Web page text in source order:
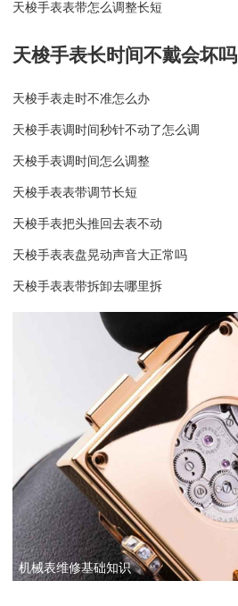
天梭手表表带怎么调整长短
天梭手表长时间不戴会坏吗
天梭手表走时不准怎么办
天梭手表调时间秒针不动了怎么调
天梭手表调时间怎么调整
天梭手表表带调节长短
天梭手表把头推回去表不动
天梭手表表盘晃动声音大正常吗
天梭手表表带拆卸去哪里拆
机械表维修基础知识